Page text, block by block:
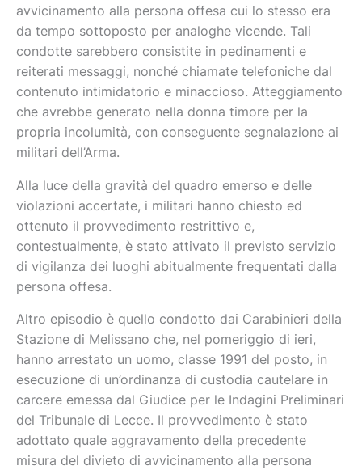
avvicinamento alla persona offesa cui lo stesso era
da tempo sottoposto per analoghe vicende. Tali
condotte sarebbero consistite in pedinamenti e
reiterati messaggi, nonché chiamate telefoniche dal
contenuto intimidatorio e minaccioso. Atteggiamento
che avrebbe generato nella donna timore per la
propria incolumità, con conseguente segnalazione ai
militari dell’Arma.
Alla luce della gravità del quadro emerso e delle
violazioni accertate, i militari hanno chiesto ed
ottenuto il provvedimento restrittivo e,
contestualmente, è stato attivato il previsto servizio
di vigilanza dei luoghi abitualmente frequentati dalla
persona offesa.
Altro episodio è quello condotto dai Carabinieri della
Stazione di Melissano che, nel pomeriggio di ieri,
hanno arrestato un uomo, classe 1991 del posto, in
esecuzione di un’ordinanza di custodia cautelare in
carcere emessa dal Giudice per le Indagini Preliminari
del Tribunale di Lecce. Il provvedimento è stato
adottato quale aggravamento della precedente
misura del divieto di avvicinamento alla persona